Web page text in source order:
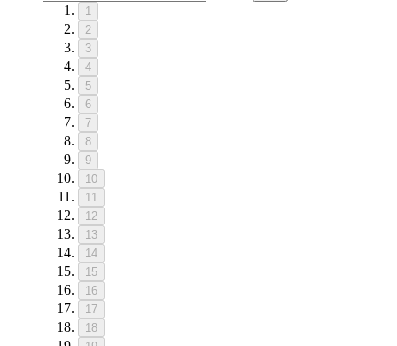
1
2
3
4
5
6
7
8
9
10
11
12
13
14
15
16
17
18